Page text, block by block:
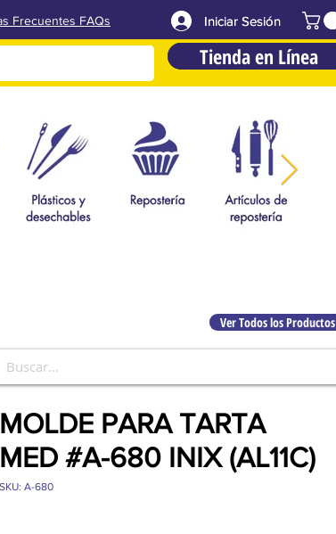
Frecuentes FAQs Iniciar Sesión
Tienda en Línea
Tienda en Línea
Iniciar Sesión
MOLDE PARA TARTA
MED #A-680 INIX (AL11C)
SKU: A-680
Ver Todos los Productos